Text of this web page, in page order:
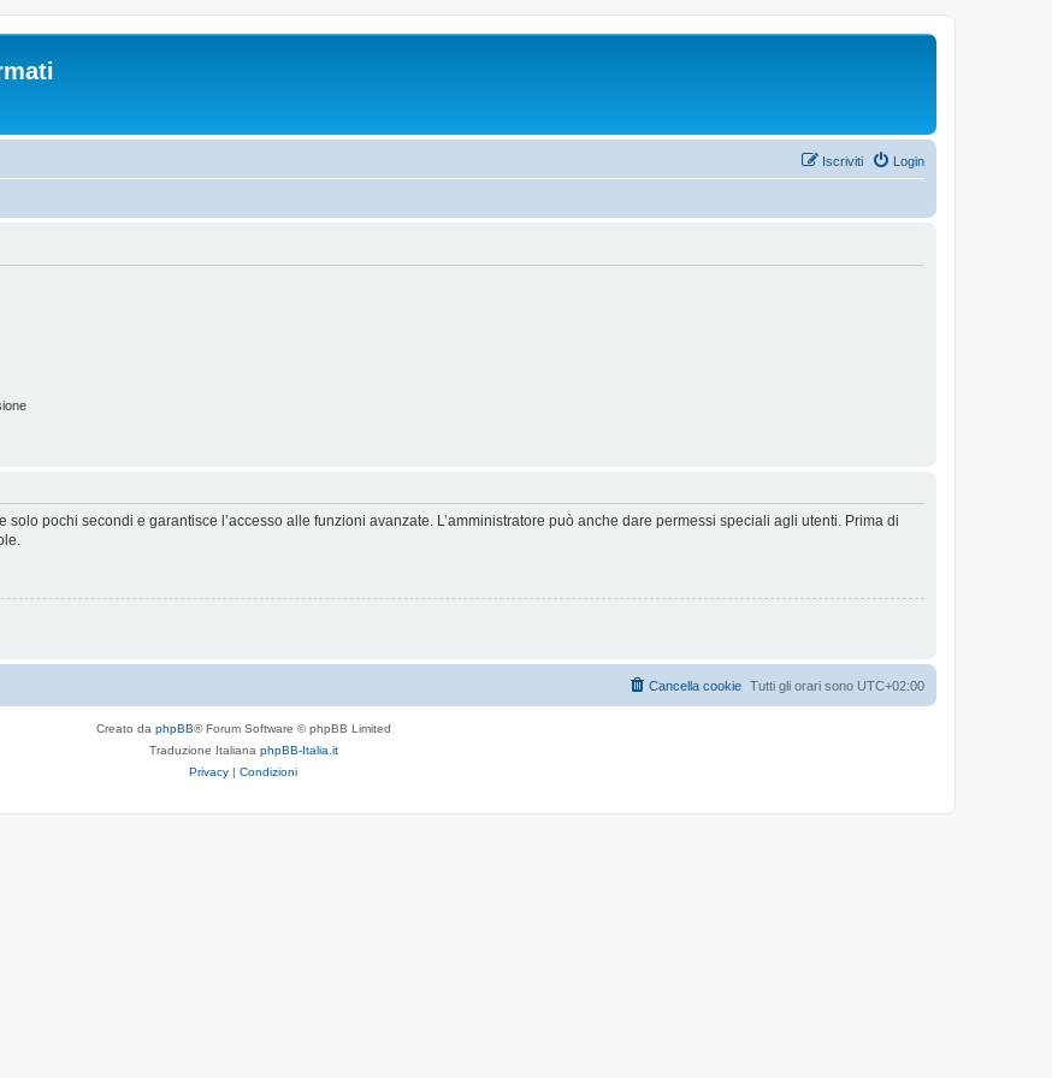
Login
Iscriviti
pochi secondi e garantisce l’accesso alle funzioni avanzate. L’amministratore può anche dare permessi speciali agli utenti. Prima di
Tutti gli orari sono UTC+02:00
Cancella cookie
Creato da phpBB® Forum Software © phpBB Limited
Traduzione Italiana phpBB-Italia.it
Privacy | Condizioni